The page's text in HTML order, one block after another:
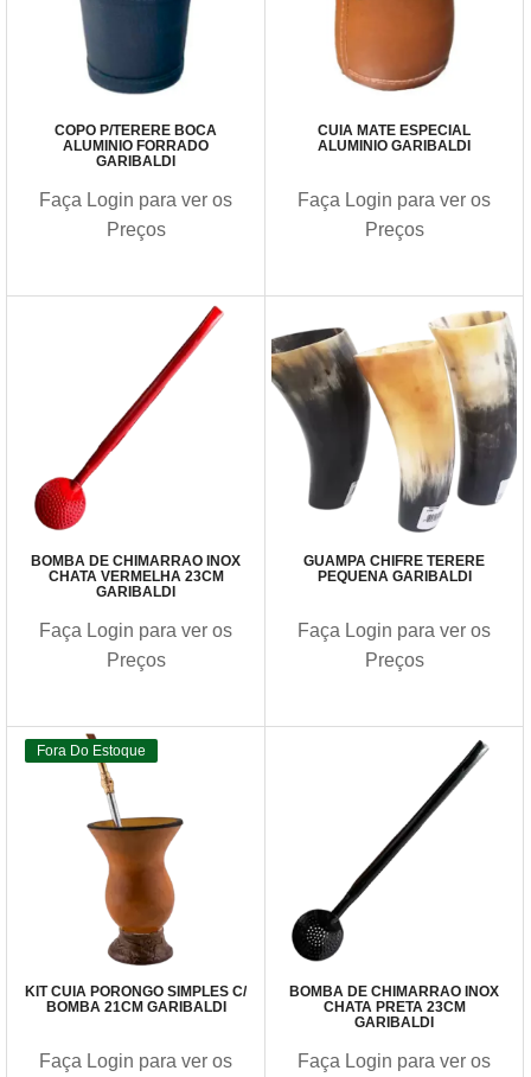
COPO P/TERERE BOCA
ALUMINIO FORRADO
GARIBALDI
Faça Login para ver os
Preços
CUIA MATE ESPECIAL
ALUMINIO GARIBALDI
Faça Login para ver os
Preços
BOMBA DE CHIMARRÃO INOX
CHATA VERMELHA 23CM
GARIBALDI
Faça Login para ver os
Preços
GUAMPA CHIFRE TERERÊ
PEQUENA GARIBALDI
Faça Login para ver os
Preços
Fora Do Estoque
KIT CUIA PORONGO SIMPLES C/
BOMBA 21CM GARIBALDI
Faça Login para ver os
BOMBA DE CHIMARRÃO INOX
CHATA PRETA 23CM
GARIBALDI
Faça Login para ver os